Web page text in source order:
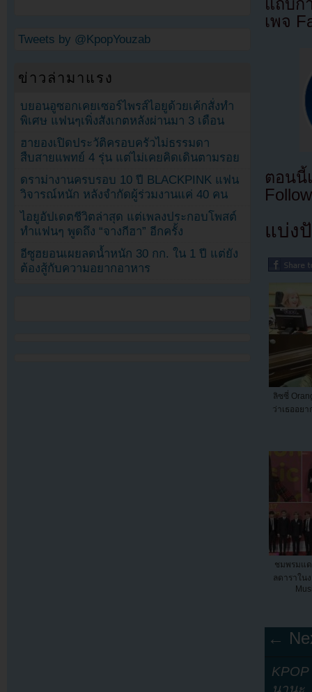
แถบก
เพจ
ตอนนี้
แบ่ง
ลิซซี่
ว่าเธออย
ชมพรมแด
ลดาราใน
←
นานะ,
Tweets by @KpopYouzab
ข่าวล่ามาแรง
บยอนอูซอกเคยเซอร์ไพรส์ไอยูด้วยเค้กสั่งทำ
พิเศษ แฟนๆเพิ่งสังเกตหลังผ่านมา 3 เดือน
ฮายองเปิดประวัติครอบครัวไม่ธรรมดา
สืบสายแพทย์ 4 รุ่น แต่ไม่เคยคิดเดินตามรอย
ดราม่างานครบรอบ 10 ปี BLACKPINK แฟน
วิจารณ์หนัก หลังจำกัดผู้ร่วมงานแค่ 40 คน
ไอยูอัปเดตชีวิตล่าสุด แต่เพลงประกอบโพสต์
ทำแฟนๆ พูดถึง “จางกีฮา” อีกครั้ง
อีซูฮยอนเผยลดน้ำหนัก 30 กก. ใน 1 ปี แต่ยัง
ต้องสู้กับความอยากอาหาร